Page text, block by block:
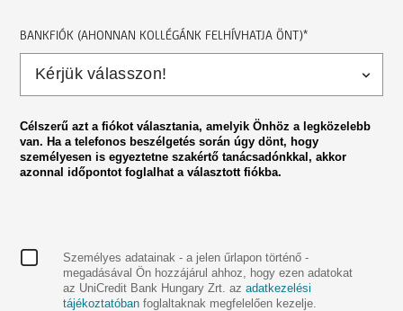
BANKFIÓK (AHONNAN KOLLÉGÁNK FELHÍVHATJA ÖNT)*
Célszerű azt a fiókot választania, amelyik Önhöz a legközelebb
van. Ha a telefonos beszélgetés során úgy dönt, hogy
személyesen is egyeztetne szakértő tanácsadónkkal, akkor
azonnal időpontot foglalhat a választott fiókba.
Személyes adatainak - a jelen űrlapon történő -
megadásával Ön hozzájárul ahhoz, hogy ezen adatokat
az UniCredit Bank Hungary Zrt. az adatkezelési
tájékoztatóban foglaltaknak megfelelően kezelje.